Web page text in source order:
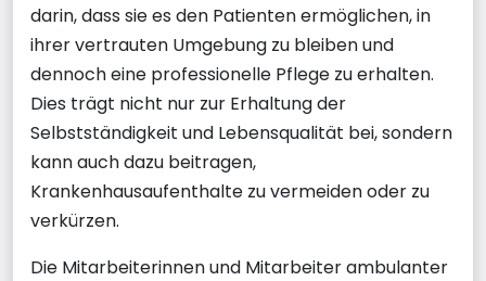
darin, dass sie es den Patienten ermöglichen, in
ihrer vertrauten Umgebung zu bleiben und
dennoch eine professionelle Pflege zu erhalten.
Dies trägt nicht nur zur Erhaltung der
Selbstständigkeit und Lebensqualität bei, sondern
kann auch dazu beitragen,
Krankenhausaufenthalte zu vermeiden oder zu
verkürzen.
Die Mitarbeiterinnen und Mitarbeiter ambulanter